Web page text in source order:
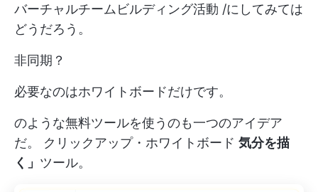
バーチャルチームビルディング活動 /にしてみては
どうだろう。
非同期？
必要なのはホワイトボードだけです。
のような無料ツールを使うのも一つのアイデア
だ。 クリックアップ・ホワイトボード 気分を描
く」 ツール。